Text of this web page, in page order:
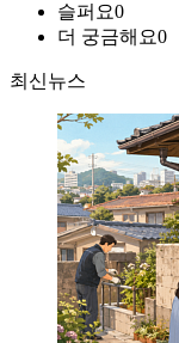
슬퍼요0
더 궁금해요0
최신뉴스